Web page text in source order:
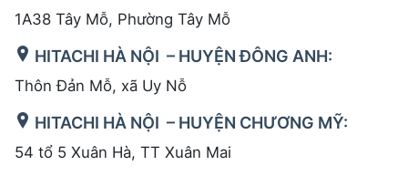
1A38 Tây Mỗ, Phường Tây Mỗ
HITACHI HÀ NỘI – HUYỆN ĐÔNG ANH:
Thôn Đản Mỗ, xã Uy Nỗ
HITACHI HÀ NỘI – HUYỆN CHƯƠNG MỸ:
54 tổ 5 Xuân Hà, TT Xuân Mai